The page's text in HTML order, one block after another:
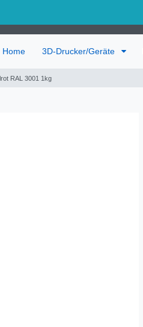
Home 3D-Drucker/Geräte
RAL 3001 1kg